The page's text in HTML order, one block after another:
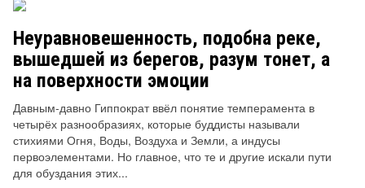
Неуравновешенность, подобна реке,
вышедшей из берегов, разум тонет, а
на поверхности эмоции
Давным-давно Гиппократ ввёл понятие темперамента в
четырёх разнообразиях, которые буддисты называли
стихиями Огня, Воды, Воздуха и Земли, а индусы
первоэлементами. Но главное, что те и другие искали пути
для обуздания этих...